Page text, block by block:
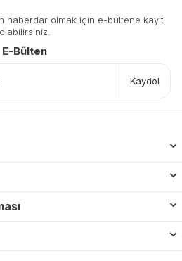
haberdar olmak için e-bültene kayıt
olabilirsiniz.
E-Bülten
Kaydol